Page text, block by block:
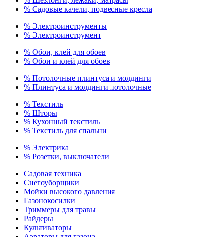
% Садовые качели, подвесные кресла
% Электроинструменты
% Электроинструмент
% Обои, клей для обоев
% Обои и клей для обоев
% Потолочные плинтуса и молдинги
% Плинтуса и молдинги потолочные
% Текстиль
% Шторы
% Кухонный текстиль
% Текстиль для спальни
% Электрика
% Розетки, выключатели
Садовая техника
Снегоуборщики
Мойки высокого давления
Газонокосилки
Триммеры для травы
Райдеры
Культиваторы